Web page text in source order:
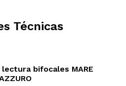
Técnicas
bifocales MARE